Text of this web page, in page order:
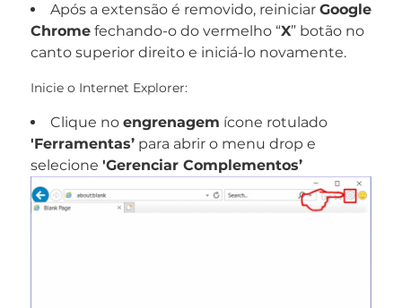
Após a extensão é removido, reiniciar Google
Chromefechando-o do vermelho “X” botão no
canto superior direito e iniciá-lo novamente.
Inicie o Internet Explorer:
Clique no engrenagem ícone rotulado
'Ferramentas’para abrir o menu drop e
selecione 'Gerenciar Complementos’